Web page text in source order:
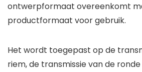
ontwerpformaat overeenkomt
productformaat voor gebruik.
Het wordt toegepast op de
riem, de transmissie van de